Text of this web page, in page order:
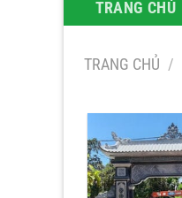
TRANG CHỦ
TRANG CHỦ /